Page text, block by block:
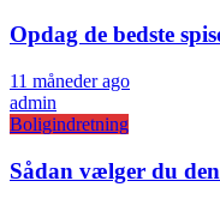
Opdag de bedste
11 måneder ago
admin
Boligindretning
Sådan vælger du